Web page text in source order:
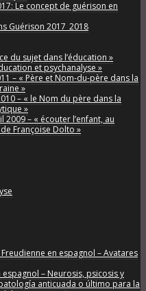
Le concept de guérison en
Guérison 2017_2018
du sujet dans l’éducation »
et psychanalyse »
– « Père et Nom-du-père dans la
»
– « le Nom du père dans la
»
2009 – « écouter l’enfant, au
Françoise Dolto »
Freudienne en espagnol – Avatares
espagnol – Neurosis, psicosis y
anticuada o último para la